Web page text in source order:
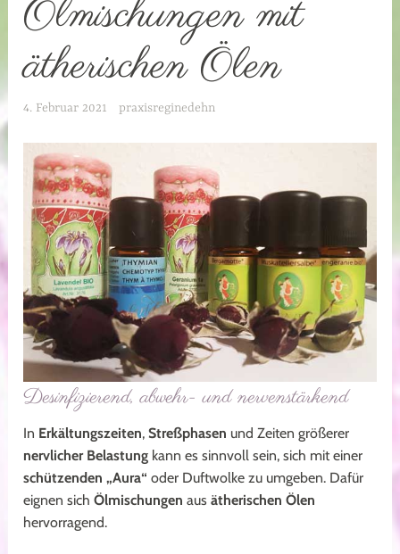
Ölmischungen mit
ätherischen Ölen
4. Februar 2021 praxisreginedehn
Desinfizierend, abwehr- und nervenstärkend
In Erkältungszeiten,Streßphasen und Zeiten größerer
nervlicher Belastung kann es sinnvoll sein, sich mit einer
schützenden „Aura“ oder Duftwolke zu umgeben. Dafür
eignen sichÖlmischungen ausätherischen Ölen
hervorragend.